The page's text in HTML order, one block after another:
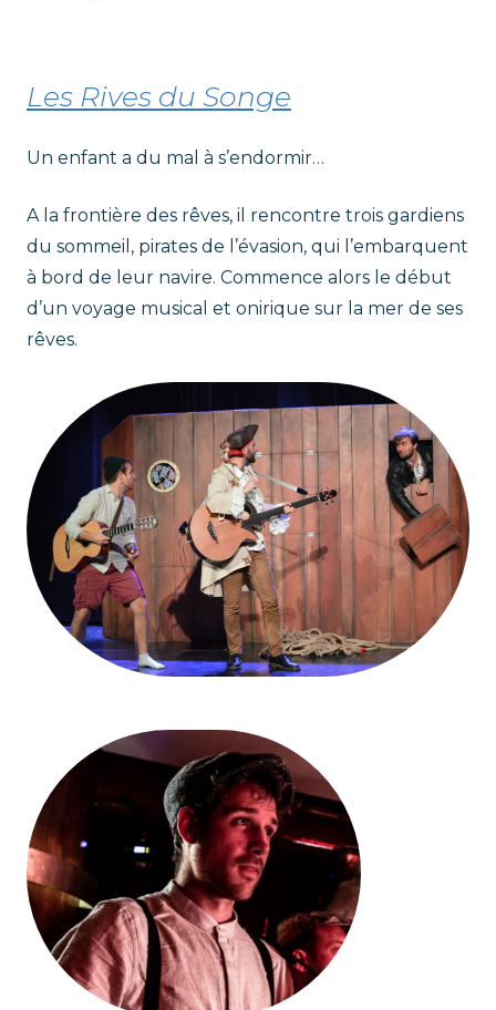
Les Rives du Songe
Un enfant a du mal à s’endormir…
A la frontière des rêves, il rencontre trois gardiens
du sommeil, pirates de l’évasion, qui l’embarquent
à bord de leur navire. Commence alors le début
d’un voyage musical et onirique sur la mer de ses
rêves.